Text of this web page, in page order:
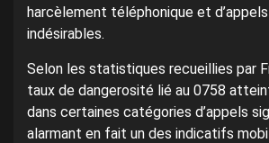
harcèlement téléphonique et
indésirables.
Selon les statistiques recueillies par
taux de dangerosité lié au 0758
dans certaines catégories d’appels
alarmant en fait un des indicatifs